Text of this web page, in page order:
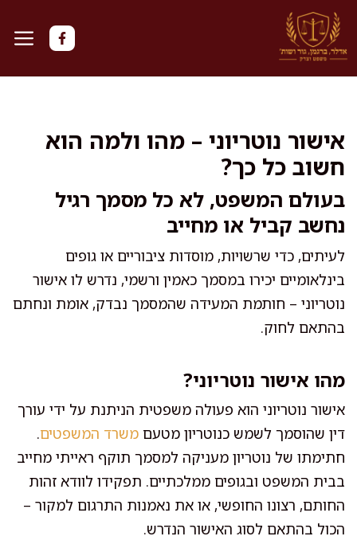
לדלג
לתוכן
אישור נוטריוני – מהו ולמה הוא
חשוב כל כך?
בעולם המשפט, לא כל מסמך רגיל
נחשב קביל או מחייב
לעיתים, כדי שרשויות, מוסדות ציבוריים או גופים
בינלאומיים יכירו במסמך כאמין ורשמי, נדרש לו אישור
נוטריוני – חותמת המעידה שהמסמך נבדק, אומת ונחתם
בהתאם לחוק.
מהו אישור נוטריוני?
אישור נוטריוני הוא פעולה משפטית הניתנת על ידי עורך
דין שהוסמך לשמש כנוטריון מטעם משרד המשפטים.
חתימתו של נוטריון מעניקה למסמך תוקף ראייתי מחייב
בבית המשפט ובגופים ממלכתיים. תפקידו לוודא זהות
החותם, רצונו החופשי, או את נאמנות התרגום למקור –
הכול בהתאם לסוג האישור הנדרש.